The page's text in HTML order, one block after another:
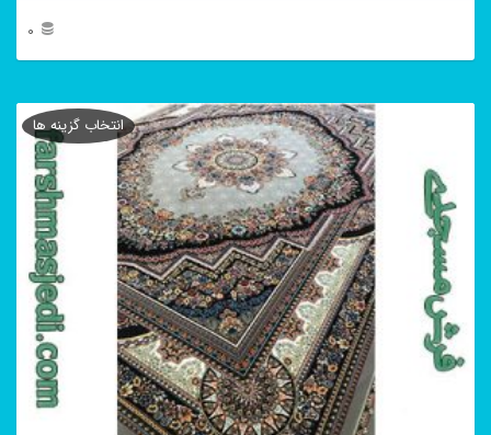
0
محصول
مختلفی
باشد.
گزینه
ها
انتخاب گزینه ها